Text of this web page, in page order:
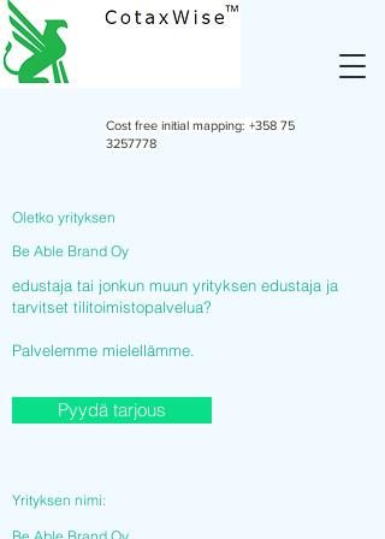
Cost free initial mapping: +358 75
3257778
Oletko yrityksen
Be Able Brand Oy
edustaja tai jonkun muun yrityksen edustaja ja
tarvitset tilitoimistopalvelua?
Palvelemme mielellämme.
Pyydä tarjous
Yrityksen nimi: